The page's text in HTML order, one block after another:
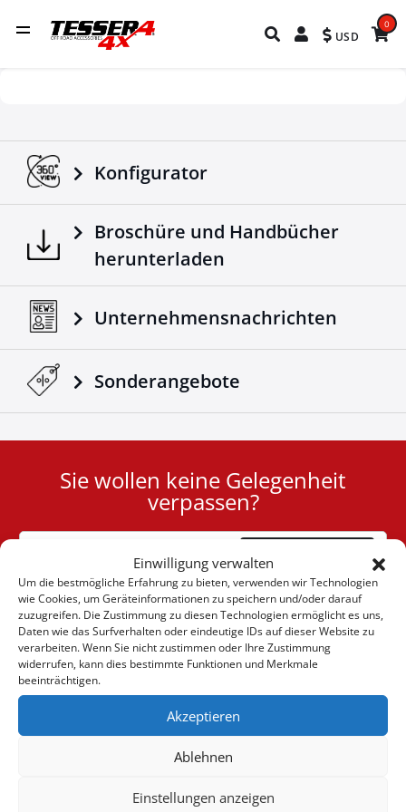
Einwilligung verwalten
Um die bestmögliche Erfahrung zu bieten, verwenden wir Technologien
wie Cookies, um Geräteinformationen zu speichern und/oder darauf
zuzugreifen. Die Zustimmung zu diesen Technologien ermöglicht es uns,
Daten wie das Surfverhalten oder eindeutige IDs auf dieser Website zu
verarbeiten. Wenn Sie nicht zustimmen oder Ihre Zustimmung
widerrufen, kann dies bestimmte Funktionen und Merkmale
beeinträchtigen.
Akzeptieren
Ablehnen
Einstellungen anzeigen
USD
0
Konfigurator
Broschüre und Handbücher
herunterladen
Unternehmensnachrichten
Sonderangebote
Cookie
Sie wollen keine Gelegenheit
verpassen?
Abonnieren
(+30) 6947901533
(+30) 2105542813